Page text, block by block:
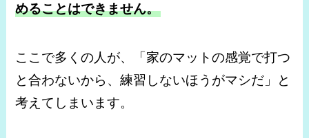
めることはできません。
ここで多くの人が、「家のマットの感覚で打つ
と合わないから、練習しないほうがマシだ」と
考えてしまいます。